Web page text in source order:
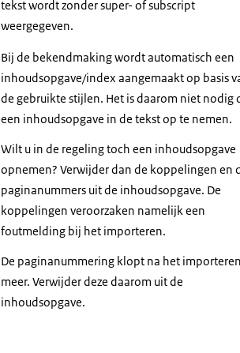
tekst wordt zonder super- of subscript
weergegeven.
Bij de bekendmaking wordt automatisch een
inhoudsopgave/index aangemaakt op basis
de gebruikte stijlen. Het is daarom niet nodig
een inhoudsopgave in de tekst op te nemen.
Wilt u in de regeling toch een inhoudsopgave
opnemen? Verwijder dan de koppelingen en
paginanummers uit de inhoudsopgave. De
koppelingen veroorzaken namelijk een
foutmelding bij het importeren.
De paginanummering klopt na het
meer. Verwijder deze daarom uit de
inhoudsopgave.